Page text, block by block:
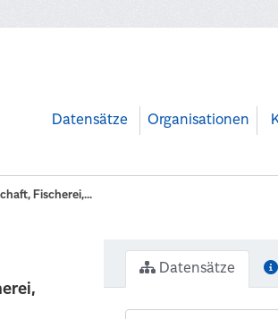
Datensätze Organisationen
Fischerei,...
Datensätze